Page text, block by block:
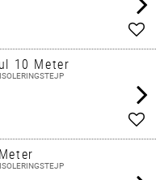
Add
10 Meter
Add